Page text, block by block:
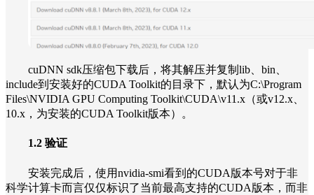
cuDNN sdk压缩包下载后，将其解压并复制lib、bin、
include到安装好的CUDA Toolkit的目录下，默认为C:\Program
Files\NVIDIA GPU Computing Toolkit\CUDA\v11.x（或v12.x、
10.x，为安装的CUDA Toolkit版本）。
1.2 验证
安装完成后，使用nvidia-smi看到的CUDA版本号对于非
科学计算卡而言仅仅标识了当前最高支持的CUDA版本，而非